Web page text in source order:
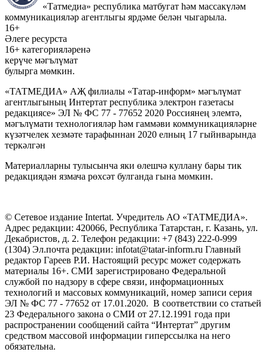
«Татмедиа» республика матбугат һәм массакүләм
коммуникацияләр агентлыгы ярдәме белән чыгарыла.
16+
Әлеге ресурста
16+ категорияләренә
керүче мәгълүмат
булырга мөмкин.
«ТАТМЕДИА» АҖ филиалы «Татар-информ» мәгълүмат
агентлыгының Интертат республика электрон газетасы
редакциясе» ЭЛ № ФС 77 - 77652 2020 Россиянең элемтә,
мәгълүмати технологияләр һәм гаммәви коммуникацияләрне
күзәтчелек хезмәте тарафыннан 2020 елның 17 гыйнварында
теркәлгән
Материалларны тулысынча яки өлешчә куллану бары тик
редакциядән язмача рөхсәт булганда гына мөмкин.
© Сетевое издание Intertat. Учредитель АО «ТАТМЕДИА».
Адрес редакции: 420066, Республика Татарстан, г. Казань, ул.
Декабристов, д. 2. Телефон редакции: +7 (843) 222-0-999
(1304) Эл.почта редакции: infotat@tatar-inform.ru Главный
редактор Гареев Р.И. Настоящий ресурс может содержать
материалы 16+. СМИ зарегистрировано Федеральной
службой по надзору в сфере связи, информационных
технологий и массовых коммуникаций, номер записи серия
ЭЛ № ФС 77 - 77652 от 17.01.2020. В соответствии со статьей
23 Федерального закона о СМИ от 27.12.1991 года при
распространении сообщений сайта “Интертат” другим
средством массовой информации гиперссылка на него
обязательна.